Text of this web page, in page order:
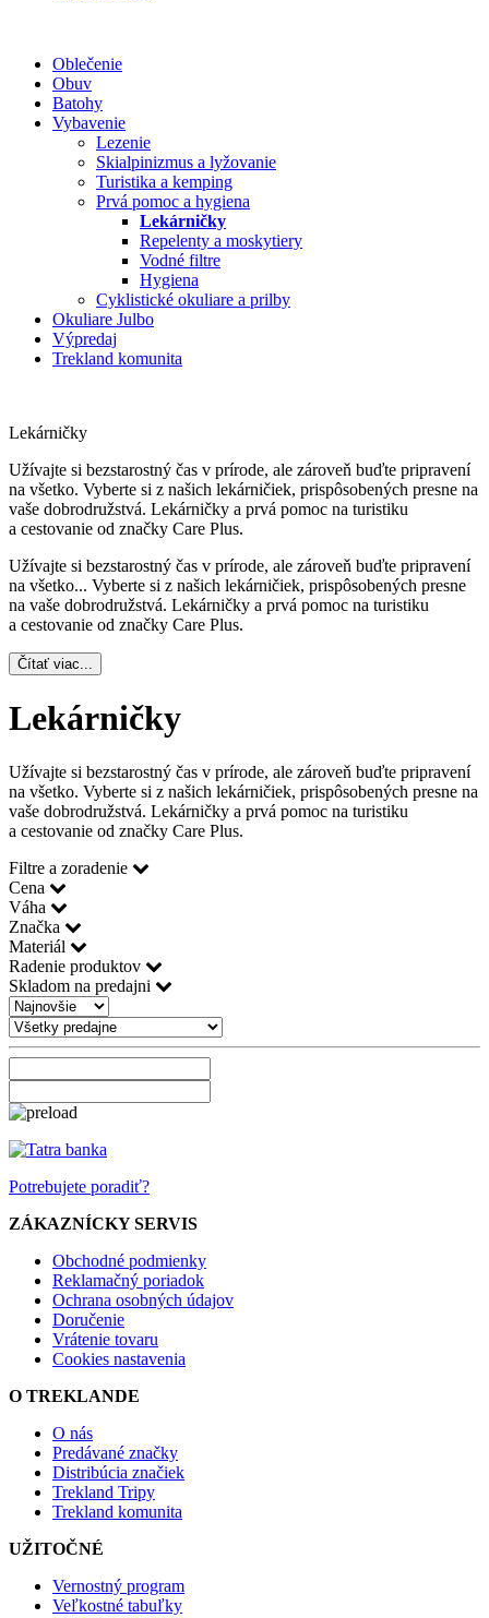
Oblečenie
Obuv
Batohy
Vybavenie
Lezenie
Skialpinizmus a lyžovanie
Turistika a kemping
Prvá pomoc a hygiena
Lekárničky
Repelenty a moskytiery
Vodné filtre
Hygiena
Cyklistické okuliare a prilby
Okuliare Julbo
Výpredaj
Trekland komunita
Lekárničky
Užívajte si bezstarostný čas v prírode, ale zároveň buďte pripravení
na všetko. Vyberte si z našich lekárničiek, prispôsobených presne na
vaše dobrodružstvá. Lekárničky a prvá pomoc na turistiku
a cestovanie od značky Care Plus.
Užívajte si bezstarostný čas v prírode, ale zároveň buďte pripravení
na všetko... Vyberte si z našich lekárničiek, prispôsobených presne
na vaše dobrodružstvá. Lekárničky a prvá pomoc na turistiku
a cestovanie od značky Care Plus.
Čítať viac...
Lekárničky
Užívajte si bezstarostný čas v prírode, ale zároveň buďte pripravení
na všetko. Vyberte si z našich lekárničiek, prispôsobených presne na
vaše dobrodružstvá. Lekárničky a prvá pomoc na turistiku
a cestovanie od značky Care Plus.
Filtre a zoradenie
Cena
Váha
Značka
Materiál
Radenie produktov
Skladom na predajni
Potrebujete poradiť?
ZÁKAZNÍCKY SERVIS
Obchodné podmienky
Reklamačný poriadok
Ochrana osobných údajov
Doručenie
Vrátenie tovaru
Cookies nastavenia
O TREKLANDE
O nás
Predávané značky
Distribúcia značiek
Trekland Tripy
Trekland komunita
UŽITOČNÉ
Vernostný program
Veľkostné tabuľky